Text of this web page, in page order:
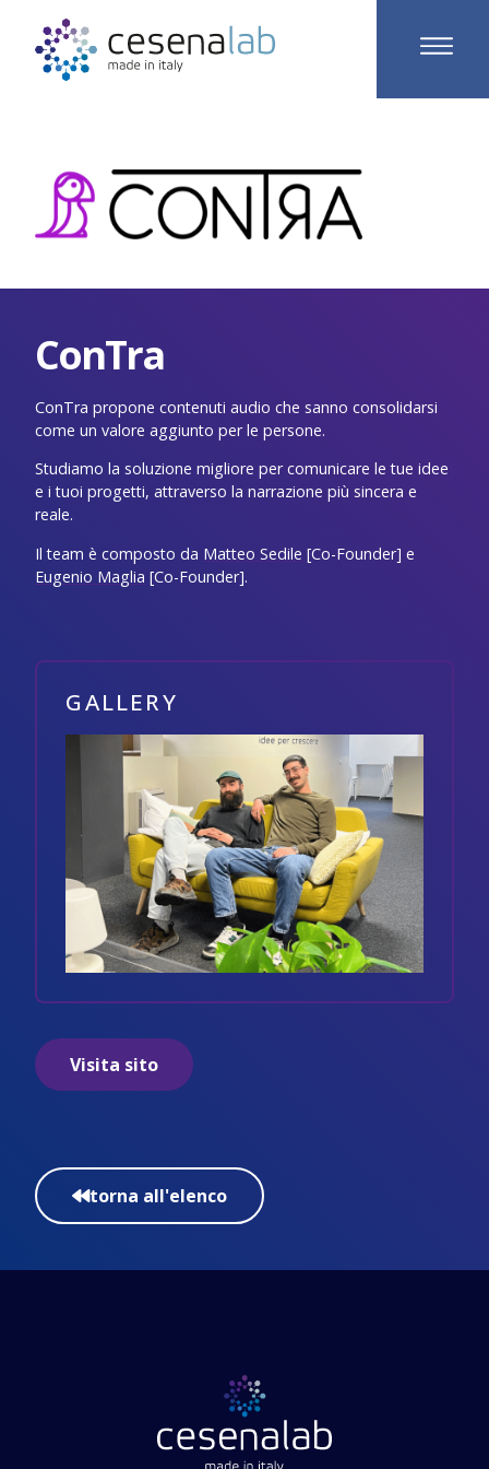
ConTra
ConTra propone contenuti audio che sanno consolidarsi
come un valore aggiunto per le persone.
Studiamo la soluzione migliore per comunicare le tue idee
e i tuoi progetti, attraverso la narrazione più sincera e
reale.
Il team è composto da Matteo Sedile [Co-Founder] e
Eugenio Maglia [Co-Founder].
GALLERY
Visita sito
torna all'elenco